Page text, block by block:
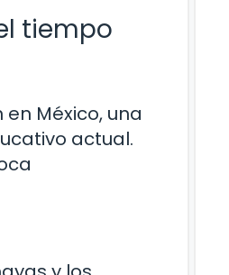
tiempo
México, una
actual.